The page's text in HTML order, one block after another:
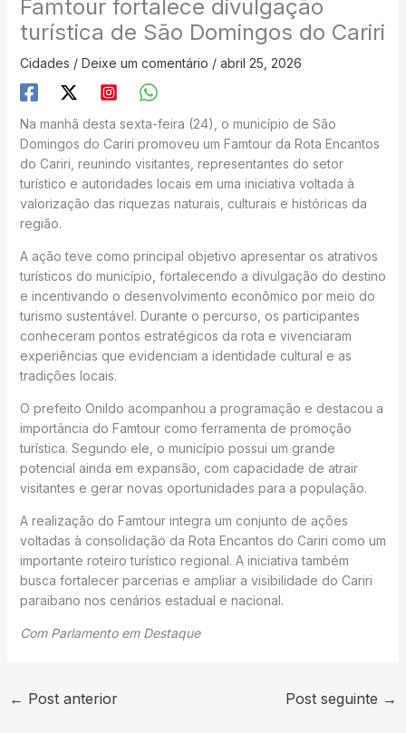
Famtour fortalece divulgação
turística de São Domingos do Cariri
Cidades / Deixe um comentário / abril 25, 2026
Na manhã desta sexta-feira (24), o município de São
Domingos do Cariri promoveu um Famtour da Rota Encantos
do Cariri, reunindo visitantes, representantes do setor
turístico e autoridades locais em uma iniciativa voltada à
valorização das riquezas naturais, culturais e históricas da
região.
A ação teve como principal objetivo apresentar os atrativos
turísticos do município, fortalecendo a divulgação do destino
e incentivando o desenvolvimento econômico por meio do
turismo sustentável. Durante o percurso, os participantes
conheceram pontos estratégicos da rota e vivenciaram
experiências que evidenciam a identidade cultural e as
tradições locais.
O prefeito Onildo acompanhou a programação e destacou a
importância do Famtour como ferramenta de promoção
turística. Segundo ele, o município possui um grande
potencial ainda em expansão, com capacidade de atrair
visitantes e gerar novas oportunidades para a população.
A realização do Famtour integra um conjunto de ações
voltadas à consolidação da Rota Encantos do Cariri como um
importante roteiro turístico regional. A iniciativa também
busca fortalecer parcerias e ampliar a visibilidade do Cariri
paraibano nos cenários estadual e nacional.
Com Parlamento em Destaque
← Post anterior Post seguinte →